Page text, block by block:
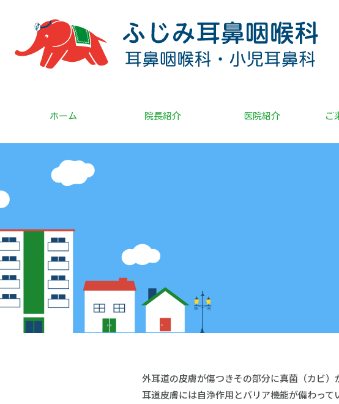
ホーム 院長紹介 医院紹介 ご
外耳道の皮膚が傷つきその部分に真菌（カビ
耳道皮膚には自浄作用とバリア機能が備わっ